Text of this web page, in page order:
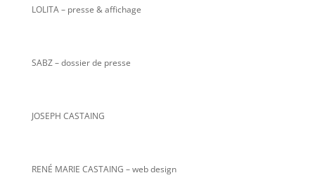
LOLITA – presse & affichage
SABZ – dossier de presse
JOSEPH CASTAING
RENÉ MARIE CASTAING – web design